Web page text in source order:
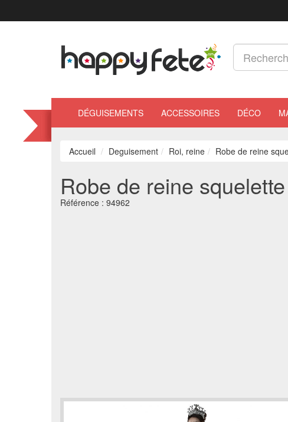
DÉGUISEMENTS ACCESSOIRES DÉCO
Accueil Deguisement Roi, reine Robe de reine
Robe de reine
Référence : 94962